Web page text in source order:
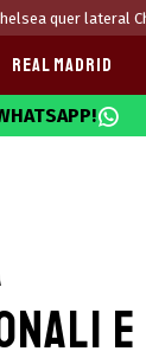
quer lateral
REAL MADRID
e